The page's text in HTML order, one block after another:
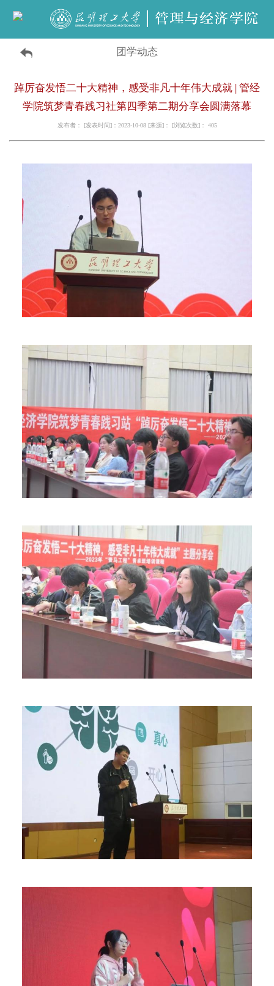
团学动态
踔厉奋发悟二十大精神，感受非凡十年伟大成就 | 管经
学院筑梦青春践习社第四季第二期分享会圆满落幕
发布者： [发表时间]：2023-10-08 [来源]： [浏览次数]： 405